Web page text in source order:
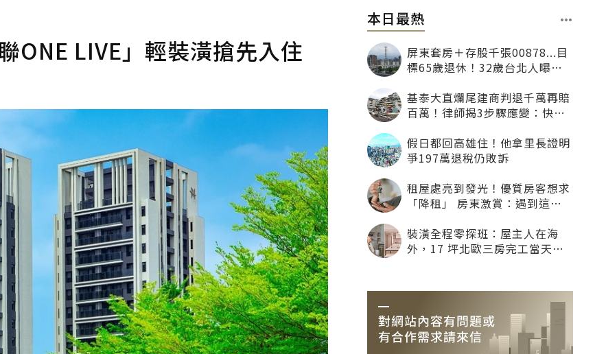
ONE LIVE」輕裝潢搶先入住
本日最熱
屏東套房＋存股千張00878...目
標65歲退休！32歲台北人曝：
基泰大直爛尾建商判退千萬再賠
百萬！律師揭3步驟應變：快通
假日都回高雄住！他拿里長證明
爭197萬退稅仍敗訴
租屋處亮到發光！優質房客想求
「降租」 房東激賞：遇到這種
裝潢全程零探班：屋主人在海
外，17 坪北歐三房完工當天才